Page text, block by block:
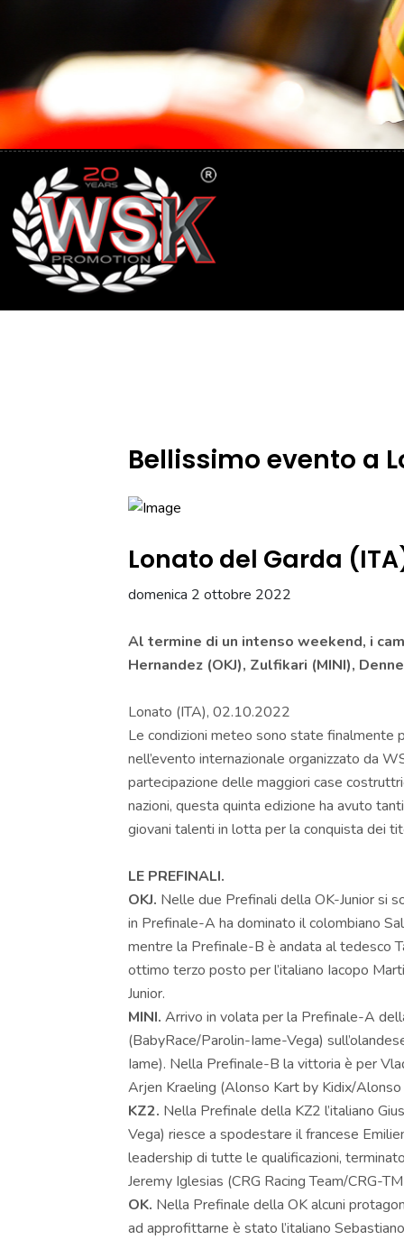
Bellissimo evento a
Lonato del Garda
domenica 2 ottobre 2022
Al termine di un intenso weekend, i
Hernandez (OKJ), Zulfikari (MINI),
Lonato (ITA), 02.10.2022
Le condizioni meteo sono state finalmente
nell’evento internazionale organizzato da
partecipazione delle maggiori case
nazioni, questa quinta edizione ha avuto
giovani talenti in lotta per la conquista dei
LE PREFINALI.
OKJ. Nelle due Prefinali della OK-Junior si
in Prefinale-A ha dominato il colombiano
mentre la Prefinale-B è andata al tedesco
ottimo terzo posto per l’italiano Iacopo
Junior.
MINI. Arrivo in volata per la Prefinale-A
(BabyRace/Parolin-Iame-Vega)
Iame). Nella Prefinale-B la vittoria è per
Arjen Kraeling (Alonso Kart by Kidix/
KZ2. Nella Prefinale della KZ2 l’italiano
Vega) riesce a spodestare il francese
leadership di tutte le qualificazioni,
Jeremy Iglesias (CRG Racing Team/CRG-
OK. Nella Prefinale della OK alcuni
ad approfittarne è stato l’italiano